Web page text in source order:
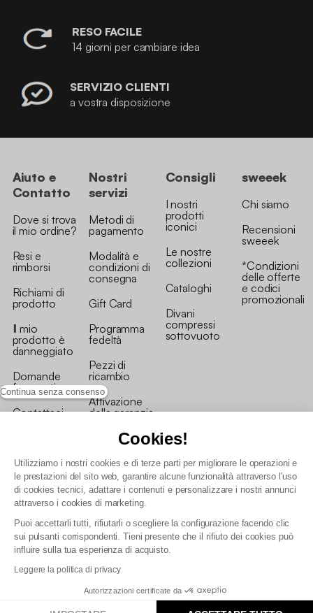
Continua senza consenso
Cookies!
Utilizziamo i nostri cookies e di terze parti per migliorare le operazioni e
le prestazioni del sito web, garantire alcune funzionalità attraverso l'uso
di cookies tecnici, adattare i contenuti e personalizzare i nostri annunci
attraverso i cookies di marketing.
Puoi accettarli tutti, rifiutarli o scegliere la configurazione facendo clic
sui pulsanti corrispondenti. Tieni presente che il rifiuto dei cookies può
influire sulla tua esperienza di acquisto.
Leggere la politica di privacy
Autorizzazioni certificate da
RESO FACILE
14 giorni per cambiare idea
SERVIZIO CLIENTI
a vostra disposizione
Aiuto e
Contatto
Dove si trova
il mio ordine?
Resi e
rimborsi
Richiami di
prodotto
Il mio
prodotto è
danneggiato
Domande
frequenti
Contattaci
Nostri
servizi
Metodi di
pagamento
Modalità e
condizioni di
consegna
Gift Card
Programma
fedeltà
Pezzi di
ricambio
Attivazione
della garanzia
Consigli
I nostri
prodotti
iconici
Le nostre
collezioni
Cataloghi
Divani
compressi
sottovuoto
sweeek
Chi siamo
Recensioni
sweeek
*Condizioni
delle offerte
e codici
promozionali
Condizioni generali vendita
Politica di gestione dei dati personali e dei cookie
Condizioni generali di vendita per clienti professionali
Dichiarazione di accessibilità